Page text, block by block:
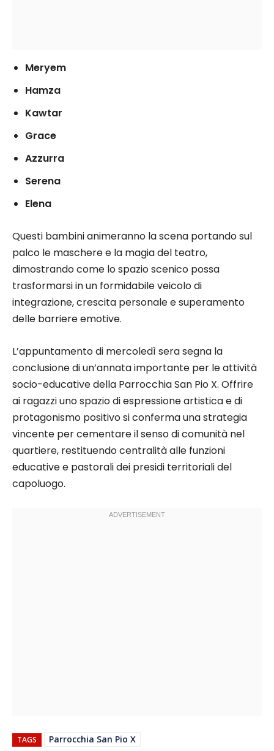
Meryem
Hamza
Kawtar
Grace
Azzurra
Serena
Elena
Questi bambini animeranno la scena portando sul
palco le maschere e la magia del teatro,
dimostrando come lo spazio scenico possa
trasformarsi in un formidabile veicolo di
integrazione, crescita personale e superamento
delle barriere emotive.
L’appuntamento di mercoledì sera segna la
conclusione di un’annata importante per le attività
socio-educative della Parrocchia San Pio X. Offrire
ai ragazzi uno spazio di espressione artistica e di
protagonismo positivo si conferma una strategia
vincente per cementare il senso di comunità nel
quartiere, restituendo centralità alle funzioni
educative e pastorali dei presidi territoriali del
capoluogo.
TAGS Parrocchia San Pio X